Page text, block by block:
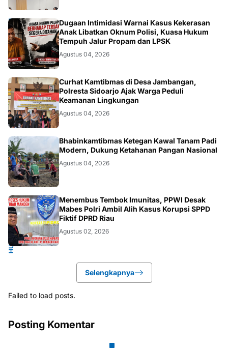
HUKUM
Dugaan Intimidasi Warnai Kasus Kekerasan
Anak Libatkan Oknum Polisi, Kuasa Hukum
Tempuh Jalur Propam dan LPSK
Agustus 04, 2026
POLRI.SOSIAL
Curhat Kamtibmas di Desa Jambangan,
Polresta Sidoarjo Ajak Warga Peduli
Keamanan Lingkungan
Agustus 04, 2026
POLRI.SOSIAL
Bhabinkamtibmas Ketegan Kawal Tanam Padi
Modern, Dukung Ketahanan Pangan Nasional
Agustus 04, 2026
HUKUM.NASIONAL
Menembus Tembok Imunitas, PPWI Desak
Mabes Polri Ambil Alih Kasus Korupsi SPPD
Fiktif DPRD Riau
Agustus 02, 2026
Selengkapnya
Failed to load posts.
Posting Komentar